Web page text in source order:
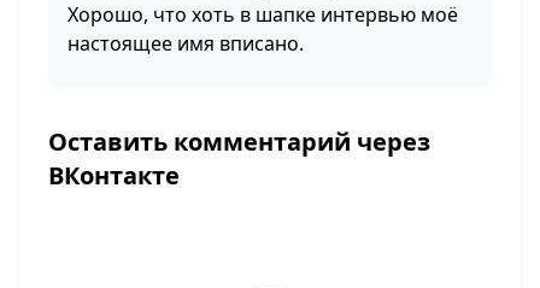
Хорошо, что хоть в шапке интервью моё
настоящее имя вписано.
Оставить комментарий через
ВКонтакте